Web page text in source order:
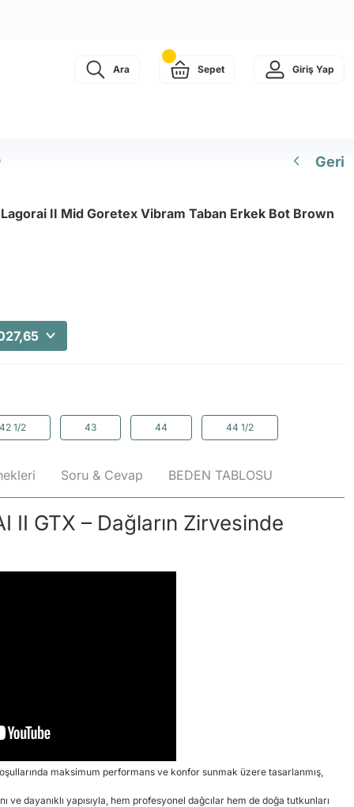
Ara Sepet Giriş Yap
Geri
II Mid Goretex Vibram Taban Erkek Bot Brown
42 1/2 43 44 44 1/2
Soru & Cevap BEDEN TABLOSU
II GTX – Dağların Zirvesinde
maksimum performans ve konfor sunmak üzere tasarlanmış,
ve dayanıklı yapısıyla, hem profesyonel dağcılar hem de doğa tutkunları